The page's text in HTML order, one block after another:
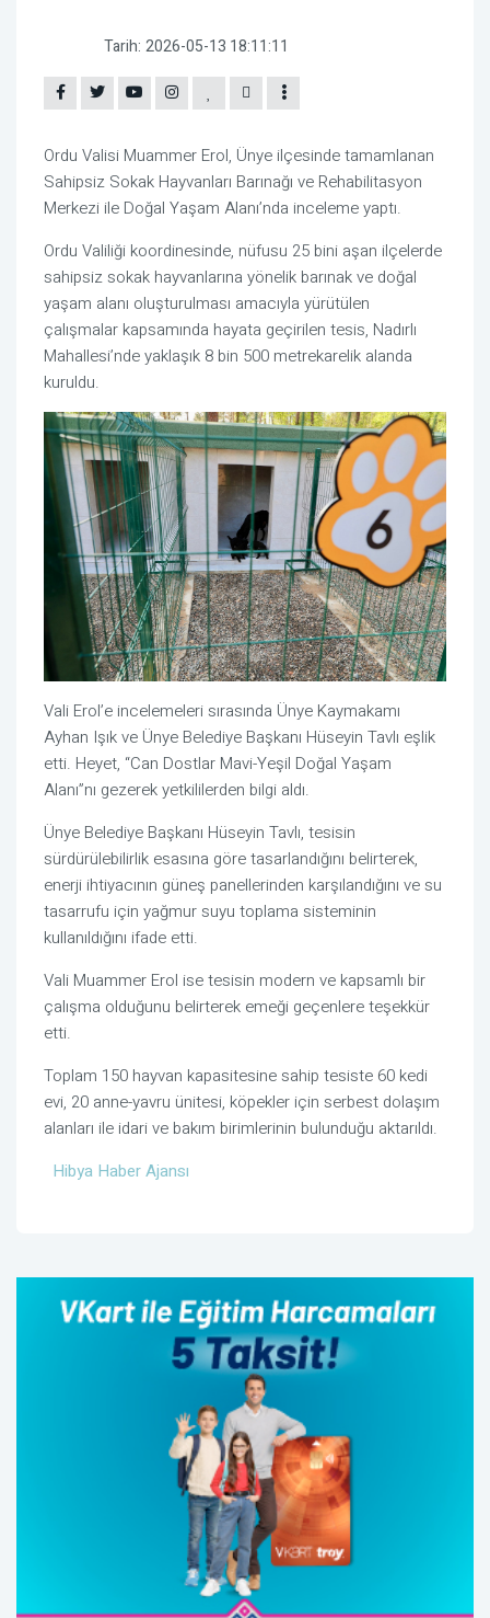
Tarih: 2026-05-13 18:11:11
Ordu Valisi Muammer Erol, Ünye ilçesinde tamamlanan
Sahipsiz Sokak Hayvanları Barınağı ve Rehabilitasyon
Merkezi ile Doğal Yaşam Alanı’nda inceleme yaptı.
Ordu Valiliği koordinesinde, nüfusu 25 bini aşan ilçelerde
sahipsiz sokak hayvanlarına yönelik barınak ve doğal
yaşam alanı oluşturulması amacıyla yürütülen
çalışmalar kapsamında hayata geçirilen tesis, Nadırlı
Mahallesi’nde yaklaşık 8 bin 500 metrekarelik alanda
kuruldu.
Vali Erol’e incelemeleri sırasında Ünye Kaymakamı
Ayhan Işık ve Ünye Belediye Başkanı Hüseyin Tavlı eşlik
etti. Heyet, “Can Dostlar Mavi-Yeşil Doğal Yaşam
Alanı”nı gezerek yetkililerden bilgi aldı.
Ünye Belediye Başkanı Hüseyin Tavlı, tesisin
sürdürülebilirlik esasına göre tasarlandığını belirterek,
enerji ihtiyacının güneş panellerinden karşılandığını ve su
tasarrufu için yağmur suyu toplama sisteminin
kullanıldığını ifade etti.
Vali Muammer Erol ise tesisin modern ve kapsamlı bir
çalışma olduğunu belirterek emeği geçenlere teşekkür
etti.
Toplam 150 hayvan kapasitesine sahip tesiste 60 kedi
evi, 20 anne-yavru ünitesi, köpekler için serbest dolaşım
alanları ile idari ve bakım birimlerinin bulunduğu aktarıldı.
Hibya Haber Ajansı